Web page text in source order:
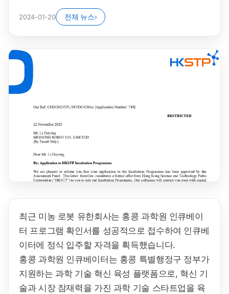
2024-01-20 전체 뉴스›
최근 미농 로봇 유한회사는 홍콩 과학원 인큐베이
터 프로그램 확인서를 성공적으로 접수하여 인큐베
이터에 정식 입주할 자격을 획득했습니다.
홍콩 과학원 인큐베이터는 홍콩 특별행정구 정부가
지원하는 과학 기술 혁신 육성 플랫폼으로, 혁신 기
술과 시장 잠재력을 가진 과학 기술 스타트업을 육